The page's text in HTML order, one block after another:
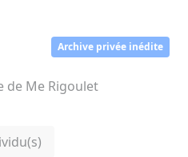
Archive privée inédite
de Me Rigoulet